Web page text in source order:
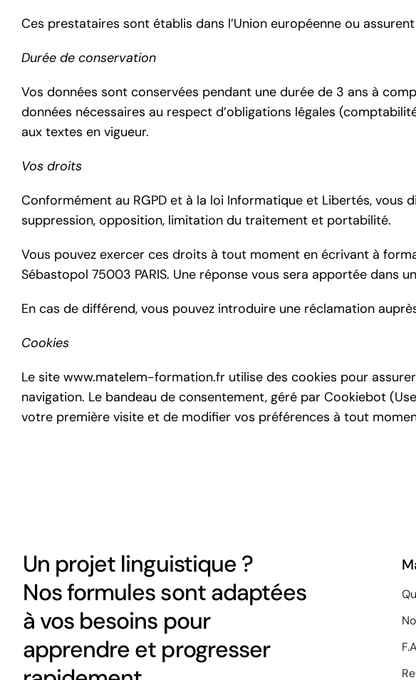
Ces prestataires sont établis dans l’Union européenne ou
Durée de conservation
Vos données sont conservées pendant une durée de 3 ans à
données nécessaires au respect d’obligations légales
aux textes en vigueur.
Vos droits
Conformément au RGPD et à la loi Informatique et Libertés,
suppression, opposition, limitation du traitement et portabilité.
Vous pouvez exercer ces droits à tout moment en écrivant à
Sébastopol 75003 PARIS. Une réponse vous sera apportée dans
En cas de différend, vous pouvez introduire une réclamation
Cookies
Le site www.matelem-formation.fr utilise des cookies pour
navigation. Le bandeau de consentement, géré par Cookiebot
votre première visite et de modifier vos préférences à tout
Un projet linguistique ?
Nos formules sont adaptées
à vos besoins pour
apprendre et progresser